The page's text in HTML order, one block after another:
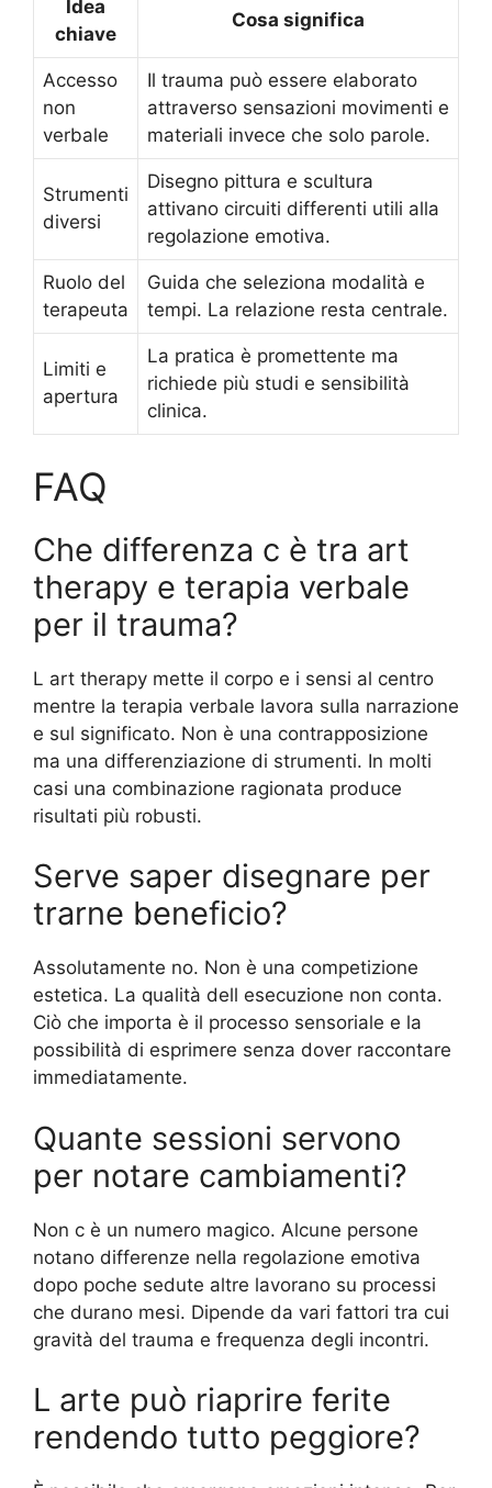
Idea
chiave
Cosa significa
Accesso
non
verbale
Il trauma può essere elaborato
attraverso sensazioni movimenti e
materiali invece che solo parole.
Strumenti
diversi
Disegno pittura e scultura
attivano circuiti differenti utili alla
regolazione emotiva.
Ruolo del
terapeuta
Guida che seleziona modalità e
tempi. La relazione resta centrale.
Limiti e
apertura
La pratica è promettente ma
richiede più studi e sensibilità
clinica.
FAQ
Che differenza c è tra art
therapy e terapia verbale
per il trauma?
L art therapy mette il corpo e i sensi al centro
mentre la terapia verbale lavora sulla narrazione
e sul significato. Non è una contrapposizione
ma una differenziazione di strumenti. In molti
casi una combinazione ragionata produce
risultati più robusti.
Serve saper disegnare per
trarne beneficio?
Assolutamente no. Non è una competizione
estetica. La qualità dell esecuzione non conta.
Ciò che importa è il processo sensoriale e la
possibilità di esprimere senza dover raccontare
immediatamente.
Quante sessioni servono
per notare cambiamenti?
Non c è un numero magico. Alcune persone
notano differenze nella regolazione emotiva
dopo poche sedute altre lavorano su processi
che durano mesi. Dipende da vari fattori tra cui
gravità del trauma e frequenza degli incontri.
L arte può riaprire ferite
rendendo tutto peggiore?